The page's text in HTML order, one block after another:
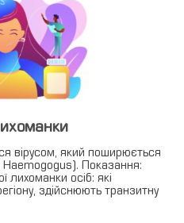
вірусом, який поширюється
Haemogogus). Показання:
лихоманки осіб: які
здійснюють транзитну